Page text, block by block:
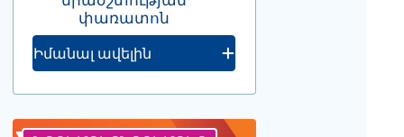
փառատոն
Իմանալ ավելին